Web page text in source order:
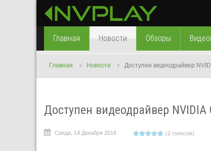
Главная Новости Обзоры
Главная Новости Доступен видеодрайвер
Доступен видеодрайвер NVIDIA
Среда, 14 Декабря 2016 (2 голосов)